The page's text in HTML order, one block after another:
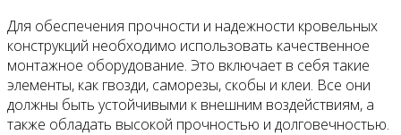
Для обеспечения прочности и надежности кровельных
конструкций необходимо использовать качественное
монтажное оборудование. Это включает в себя такие
элементы, как гвозди, саморезы, скобы и клеи. Все они
должны быть устойчивыми к внешним воздействиям, а
также обладать высокой прочностью и долговечностью.